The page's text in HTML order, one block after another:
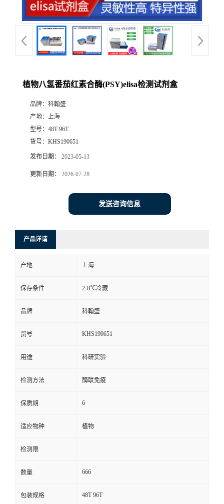
植物八氢番茄红素合酶(PSY)elisa检测试剂盒
品牌： 科翰盛
产地： 上海
型号： 48T 96T
货号： KHS190651
发布日期： 2023-05-13
更新日期： 2026-07-28
发送咨询信息
产品详请
产地 上海
保存条件 2-8℃冷藏
品牌 科翰盛
货号 KHS190651
用途 科研实验
检测方法 酶联免疫
保质期 6
适应物种 植物
检测限
数量 666
包装规格 48T 96T